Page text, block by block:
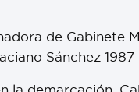
de Gabinete
Sánchez